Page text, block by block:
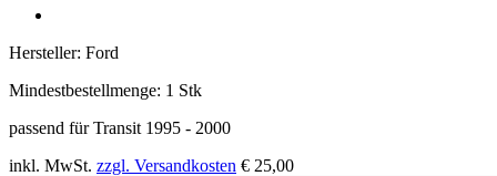
Hersteller: Ford
Mindestbestellmenge: 1 Stk
passend für Transit 1995 - 2000
inkl. MwSt. zzgl. Versandkosten € 25,00